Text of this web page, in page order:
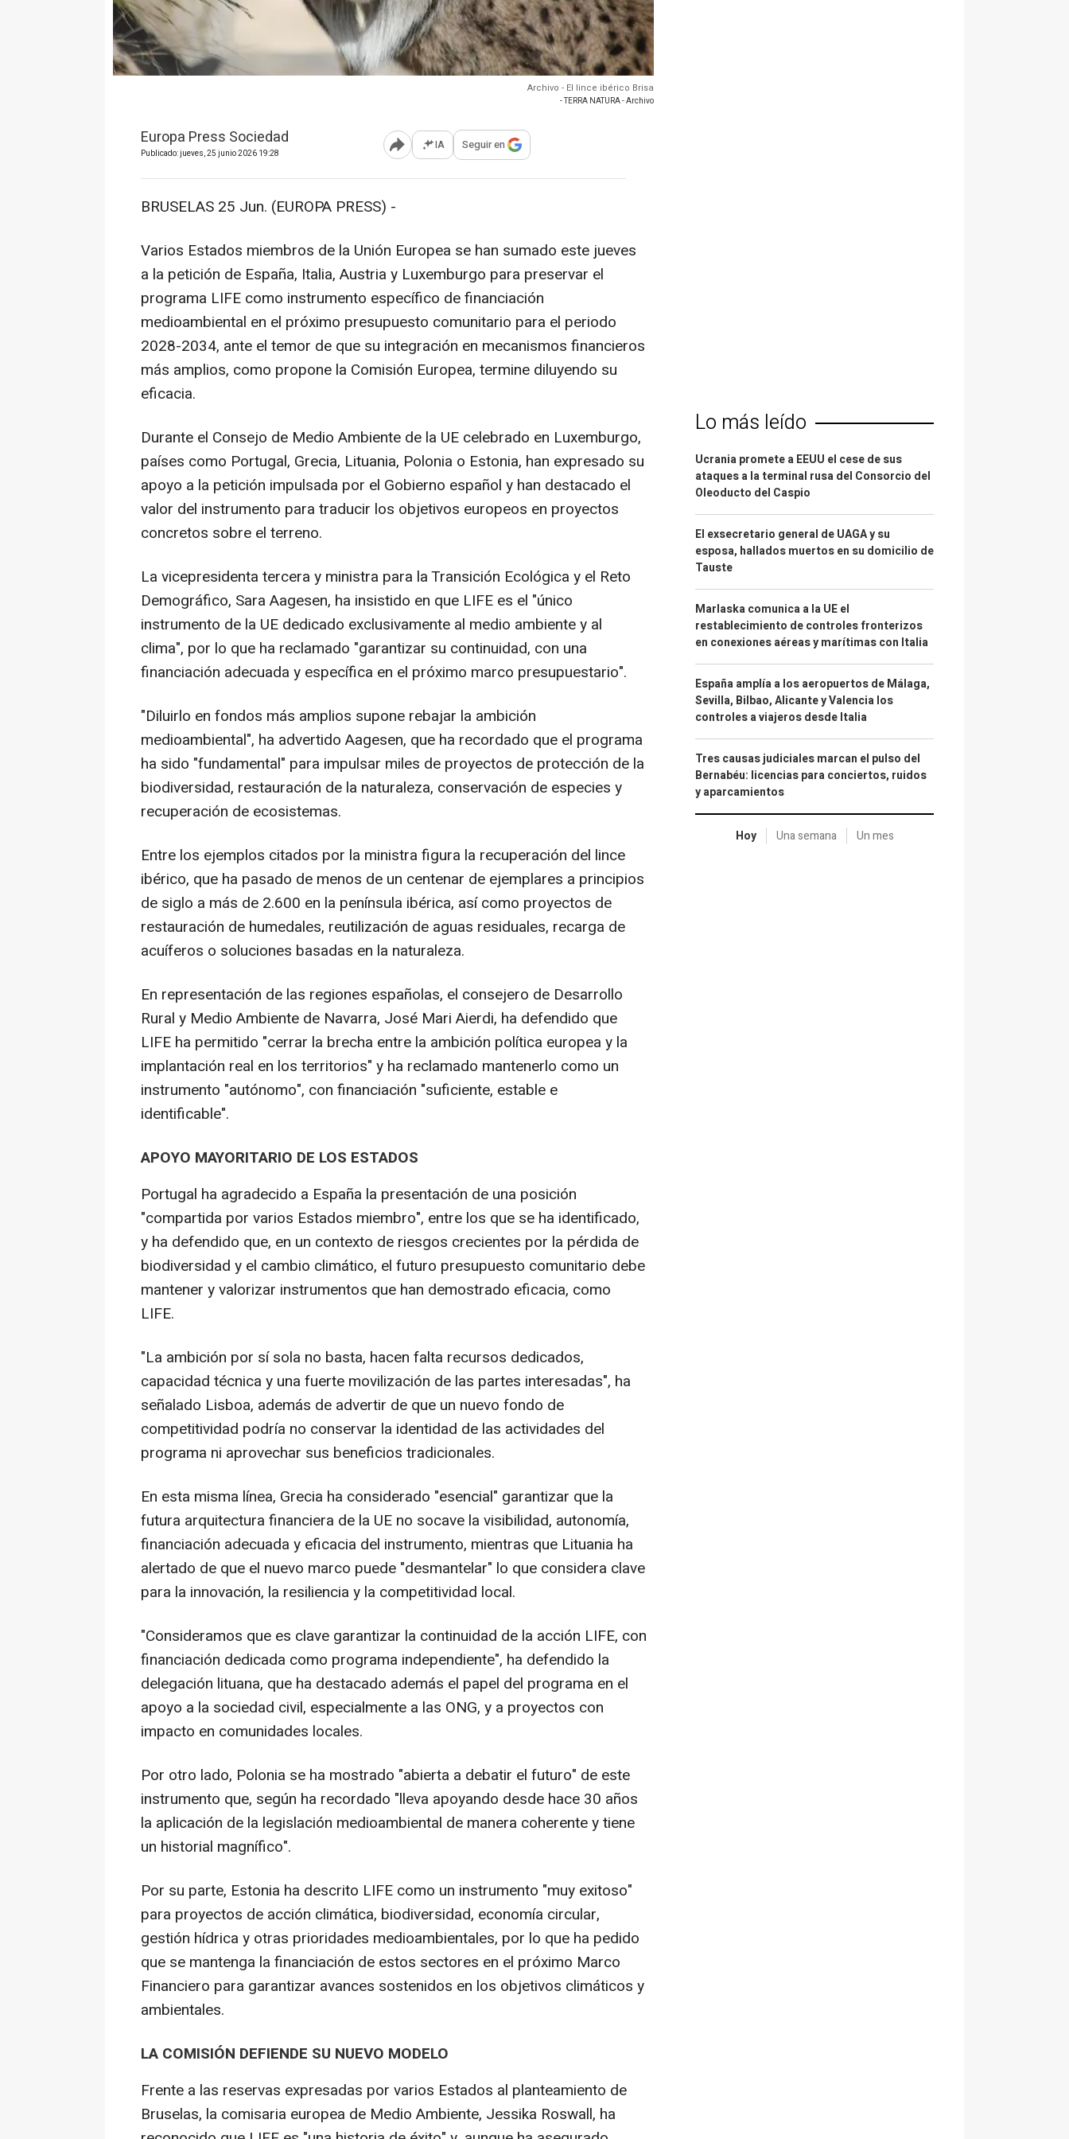
Archivo - El lince ibérico Brisa
- TERRA NATURA - Archivo
Europa Press Sociedad
Publicado: jueves, 25 junio 2026 19:28 Abrir opciones para compartir
IA Seguir en
BRUSELAS 25 Jun. (EUROPA PRESS) -
Varios Estados miembros de la Unión Europea se han sumado este jueves
a la petición de España, Italia, Austria y Luxemburgo para preservar el
programa LIFE como instrumento específico de financiación
medioambiental en el próximo presupuesto comunitario para el periodo
2028-2034, ante el temor de que su integración en mecanismos financieros
más amplios, como propone la Comisión Europea, termine diluyendo su
eficacia.
Durante el Consejo de Medio Ambiente de la UE celebrado en Luxemburgo,
países como Portugal, Grecia, Lituania, Polonia o Estonia, han expresado su
apoyo a la petición impulsada por el Gobierno español y han destacado el
valor del instrumento para traducir los objetivos europeos en proyectos
concretos sobre el terreno.
La vicepresidenta tercera y ministra para la Transición Ecológica y el Reto
Demográfico, Sara Aagesen, ha insistido en que LIFE es el "único
instrumento de la UE dedicado exclusivamente al medio ambiente y al
clima", por lo que ha reclamado "garantizar su continuidad, con una
financiación adecuada y específica en el próximo marco presupuestario".
"Diluirlo en fondos más amplios supone rebajar la ambición
medioambiental", ha advertido Aagesen, que ha recordado que el programa
ha sido "fundamental" para impulsar miles de proyectos de protección de la
biodiversidad, restauración de la naturaleza, conservación de especies y
recuperación de ecosistemas.
Entre los ejemplos citados por la ministra figura la recuperación del lince
ibérico, que ha pasado de menos de un centenar de ejemplares a principios
de siglo a más de 2.600 en la península ibérica, así como proyectos de
restauración de humedales, reutilización de aguas residuales, recarga de
acuíferos o soluciones basadas en la naturaleza.
En representación de las regiones españolas, el consejero de Desarrollo
Rural y Medio Ambiente de Navarra, José Mari Aierdi, ha defendido que
LIFE ha permitido "cerrar la brecha entre la ambición política europea y la
implantación real en los territorios" y ha reclamado mantenerlo como un
instrumento "autónomo", con financiación "suficiente, estable e
identificable".
APOYO MAYORITARIO DE LOS ESTADOS
Portugal ha agradecido a España la presentación de una posición
"compartida por varios Estados miembro", entre los que se ha identificado,
y ha defendido que, en un contexto de riesgos crecientes por la pérdida de
biodiversidad y el cambio climático, el futuro presupuesto comunitario debe
mantener y valorizar instrumentos que han demostrado eficacia, como
LIFE.
"La ambición por sí sola no basta, hacen falta recursos dedicados,
capacidad técnica y una fuerte movilización de las partes interesadas", ha
señalado Lisboa, además de advertir de que un nuevo fondo de
competitividad podría no conservar la identidad de las actividades del
programa ni aprovechar sus beneficios tradicionales.
En esta misma línea, Grecia ha considerado "esencial" garantizar que la
futura arquitectura financiera de la UE no socave la visibilidad, autonomía,
financiación adecuada y eficacia del instrumento, mientras que Lituania ha
alertado de que el nuevo marco puede "desmantelar" lo que considera clave
para la innovación, la resiliencia y la competitividad local.
"Consideramos que es clave garantizar la continuidad de la acción LIFE, con
financiación dedicada como programa independiente", ha defendido la
delegación lituana, que ha destacado además el papel del programa en el
apoyo a la sociedad civil, especialmente a las ONG, y a proyectos con
impacto en comunidades locales.
Por otro lado, Polonia se ha mostrado "abierta a debatir el futuro" de este
instrumento que, según ha recordado "lleva apoyando desde hace 30 años
la aplicación de la legislación medioambiental de manera coherente y tiene
un historial magnífico".
Por su parte, Estonia ha descrito LIFE como un instrumento "muy exitoso"
para proyectos de acción climática, biodiversidad, economía circular,
gestión hídrica y otras prioridades medioambientales, por lo que ha pedido
que se mantenga la financiación de estos sectores en el próximo Marco
Financiero para garantizar avances sostenidos en los objetivos climáticos y
ambientales.
LA COMISIÓN DEFIENDE SU NUEVO MODELO
Frente a las reservas expresadas por varios Estados al planteamiento de
Bruselas, la comisaria europea de Medio Ambiente, Jessika Roswall, ha
Lo más leído
Ucrania promete a EEUU el cese de sus
ataques a la terminal rusa del Consorcio del
Oleoducto del Caspio
El exsecretario general de UAGA y su
esposa, hallados muertos en su domicilio de
Tauste
Marlaska comunica a la UE el
restablecimiento de controles fronterizos
en conexiones aéreas y marítimas con Italia
España amplía a los aeropuertos de Málaga,
Sevilla, Bilbao, Alicante y Valencia los
controles a viajeros desde Italia
Tres causas judiciales marcan el pulso del
Bernabéu: licencias para conciertos, ruidos
y aparcamientos
Hoy Una semana Un mes